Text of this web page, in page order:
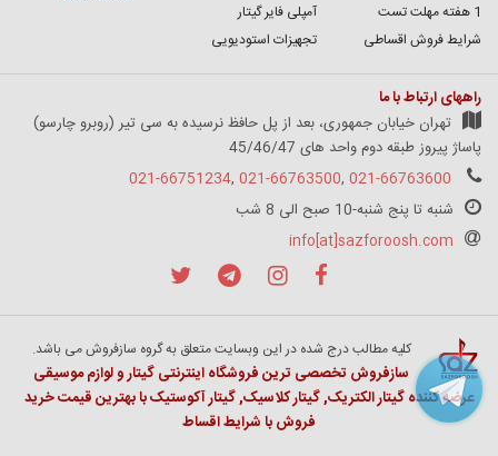
1 هفته مهلت تست
شرایط فروش اقساطی
آمپلی فایر گیتار
تجهیزات استودیویی
راههای ارتباط با ما
تهران خیابان جمهوری، بعد از پل حافظ نرسیده به سی تیر (روبرو چارسو)
پاساژ پیروز طبقه دوم واحد های 45/46/47
021-66763600
,
021-66763500
,
021-66751234
شنبه تا پنج شنبه-10 صبح الی 8 شب
info[at]sazforoosh.com
کلیه مطالب درج شده در این وبسایت متعلق به گروه سازفروش می باشد.
سازفروش تخصصی ترین فروشگاه اینترنتی گیتار و لوازم موسیقی
عرضه کننده گیتار الکتریک, گیتار کلاسیک, گیتار آکوستیک با بهترین قیمت خرید
فروش با شرایط اقساط